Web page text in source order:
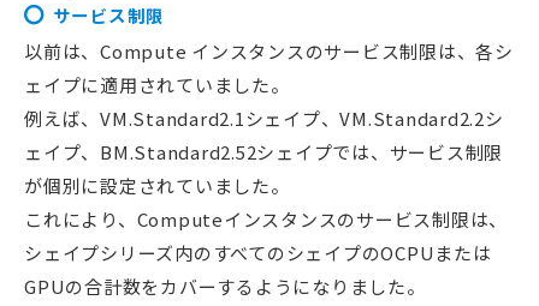
サービス制限
以前は、Compute インスタンスのサービス制限は、各シ
ェイプに適用されていました。
例えば、VM.Standard2.1シェイプ、VM.Standard2.2シ
ェイプ、BM.Standard2.52シェイプでは、サービス制限
が個別に設定されていました。
これにより、Computeインスタンスのサービス制限は、
シェイプシリーズ内のすべてのシェイプのOCPUまたは
GPUの合計数をカバーするようになりました。